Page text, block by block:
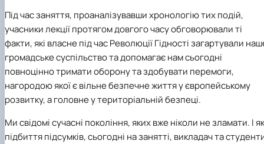
Під час заняття, проаналізувавши хронологію тих подій,
учасники лекції протягом довгого часу обговорювали ті
факти, які власне під час Революції Гідності загартували
громадське суспільство та допомагає нам сьогодні
повноцінно тримати оборону та здобувати перемоги,
нагородою якої є вільне безпечне життя у європейському
розвитку, а головне у територіальній безпеці.
Ми свідомі сучасні покоління, яких вже ніколи не зламати. І як
підбиття підсумків, сьогодні на занятті, викладач та